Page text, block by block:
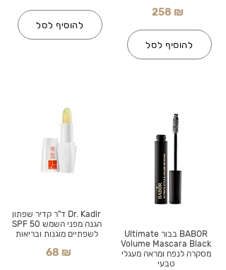
להוסיף לסל
Dr. Kadir ד"ר קדיר שפתון
הגנה מפני השמש SPF 50
לשפתיים מוגנות ובריאות
68 ₪
258 ₪
להוסיף לסל
BABOR בבור Ultimate
Volume Mascara Black
מסקרה לנפח ומראה מעגלי
טבעי